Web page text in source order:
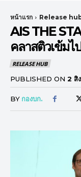
หน้าแรก Release
AIS THE
คลาสติวเข้มไ
RELEASE HUB
PUBLISHED ON 2 สิ
BY กองบก.